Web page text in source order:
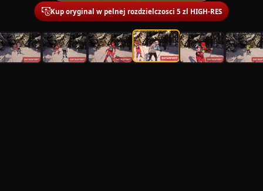
Kup oryginal w pelnej rozdzielczosci 5 zl HIGH-RES